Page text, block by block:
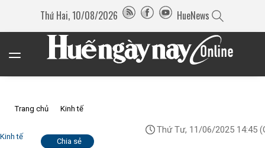
Thứ Hai, 10/08/2026 HueNews
Trang chủ Kinh tế
Kinh tế
Thứ Tư, 11/06/2025 14:45
Chia sẻ